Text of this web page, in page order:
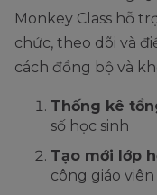
Monkey Class hỗ
chức, theo dõi và
cách đồng bộ và
Thống kê
số học sinh
Tạo mới lớp
công giáo viên